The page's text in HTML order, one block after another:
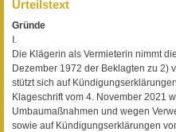
Urteilstext
Gründe
I.
Die Klägerin als Vermieterin nimmt
Dezember 1972 der Beklagten zu 2)
stützt sich auf
Klageschrift vom 4. November 2021
Umbaumaßnahmen und wegen
sowie auf Kündigungserklärungen